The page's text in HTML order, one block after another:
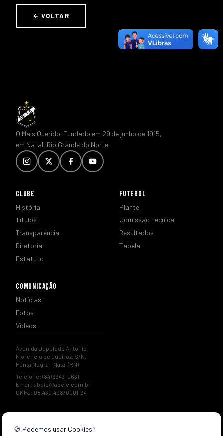
← VOLTAR
O Mais Querido. Fundado em 29 de junho de 1915,
em Natal, Rio Grande do Norte.
CLUBE
História
Títulos
Transparência
Diretoria
Estatuto
FUTEBOL
Plantel
Comissão Técnica
Resultados
Tabela
COMUNICAÇÃO
Notícias
Fotos
Vídeos
Avenida Deputado Antônio
Florêncio de Queiroz, S/N,
Ponta Negra – Natal (RN)
Telefone: (84) 3343-0631
Email: abcfc@abcfc.com.br
CNPJ: 08.430.498/0001-34
🍪 Podemos usar Cookies?